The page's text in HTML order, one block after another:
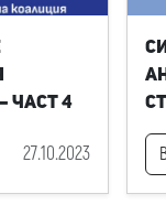
част 4
27.10.2023